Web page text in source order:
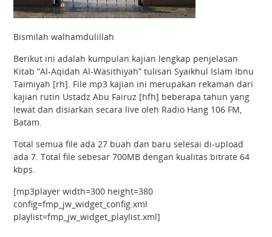
Bismilah walhamdulillah
Berikut ini adalah kumpulan kajian lengkap penjelasan
Kitab “Al-Aqidah Al-Wasithiyah” tulisan Syaikhul Islam Ibnu
Taimiyah [rh]. File mp3 kajian ini merupakan rekaman dari
kajian rutin Ustadz Abu Fairuz [hfh] beberapa tahun yang
lewat dan disiarkan secara live oleh Radio Hang 106 FM,
Batam.
Total semua file ada 27 buah dan baru selesai di-upload
ada 7. Total file sebesar 700MB dengan kualitas bitrate 64
kbps.
[mp3player width=300 height=380
config=fmp_jw_widget_config.xml
playlist=fmp_jw_widget_playlist.xml]